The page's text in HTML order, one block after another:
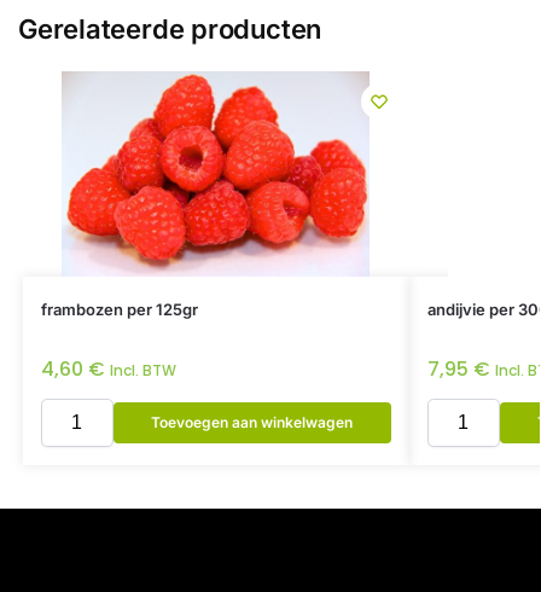
Gerelateerde producten
frambozen per 125gr
4,60 € Incl. BTW
Toevoegen aan winkelwagen
andijvie per
7,95 € Incl.